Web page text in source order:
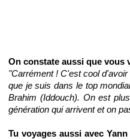
On constate aussi que vous
"Carrément ! C'est cool
que je suis dans le top
Brahim (Iddouch). On est
génération qui arrivent et on
Tu voyages aussi avec